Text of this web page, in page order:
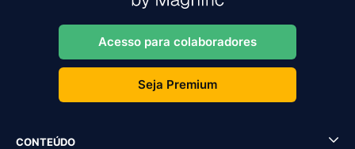
Acesso para colaboradores
Seja Premium
CONTEÚDO